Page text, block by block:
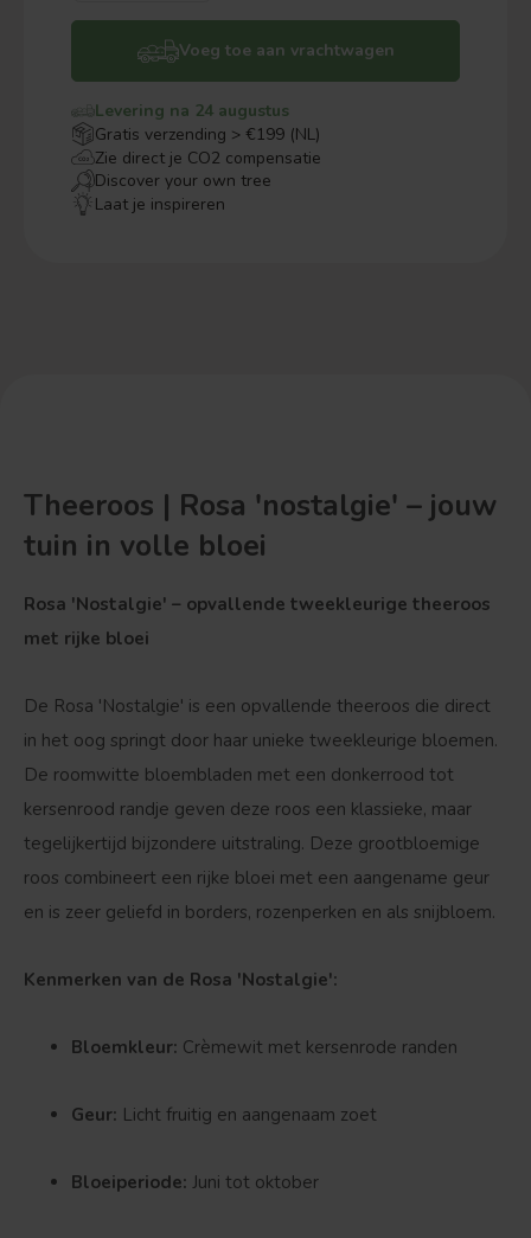
Voeg toe aan vrachtwagen
Levering na 24 augustus
Gratis verzending > €199 (NL)
Zie direct je CO2 compensatie
Discover your own tree
Laat je inspireren
Theeroos | Rosa 'nostalgie' – jouw
tuin in volle bloei
Rosa 'Nostalgie' – opvallende tweekleurige theeroos
met rijke bloei
De Rosa 'Nostalgie' is een opvallende theeroos die direct
in het oog springt door haar unieke tweekleurige bloemen.
De roomwitte bloembladen met een donkerrood tot
kersenrood randje geven deze roos een klassieke, maar
tegelijkertijd bijzondere uitstraling. Deze grootbloemige
roos combineert een rijke bloei met een aangename geur
en is zeer geliefd in borders, rozenperken en als snijbloem.
Kenmerken van de Rosa 'Nostalgie':
Bloemkleur: Crèmewit met kersenrode randen
Geur: Licht fruitig en aangenaam zoet
Bloeiperiode: Juni tot oktober
Bolvorm Verspreide vorm